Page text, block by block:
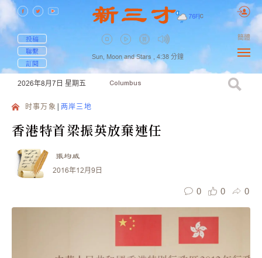
76F| C
投稿
聯繫
訂閱
Sun, Moon and Stars , 4:38 分鐘
簡體
2026年8月7日 星期五 Columbus
时事万象 两岸三地
香港特首梁振英放棄連任
張均威
2016年12月9日
0 0 0